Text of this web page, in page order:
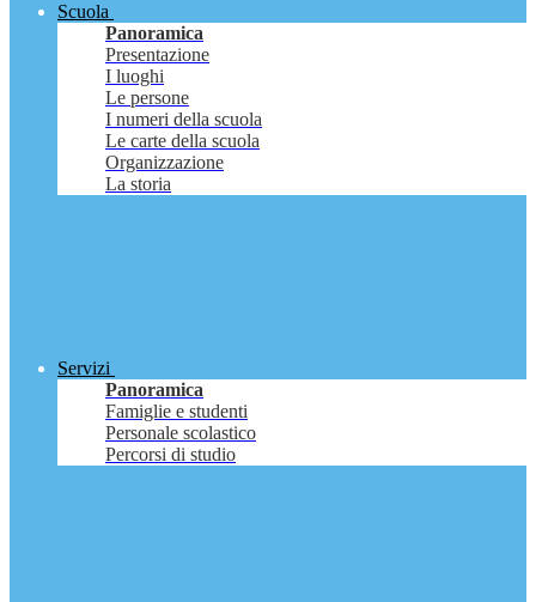
Scuola
Panoramica
Presentazione
I luoghi
Le persone
I numeri della scuola
Le carte della scuola
Organizzazione
La storia
Servizi
Panoramica
Famiglie e studenti
Personale scolastico
Percorsi di studio